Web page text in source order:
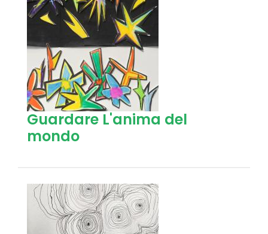
Guardare L'anima del
mondo